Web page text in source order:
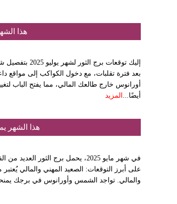
هذا
إليك توقعات
بعد فترة تقلبات، مع دخول الكواكب إلى
أورانوس خارج طالعك المالي، مما يفتح الباب
أيضًا...
المزيد
هذا الشهر
في شهر مايو 2025، يحمل برج
والمالي. تواجد الشمس وأورانوس في برجك